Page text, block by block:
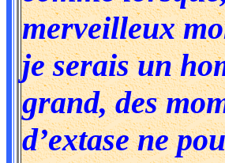
merveilleux
je serais un
grand, des
d’extase ne